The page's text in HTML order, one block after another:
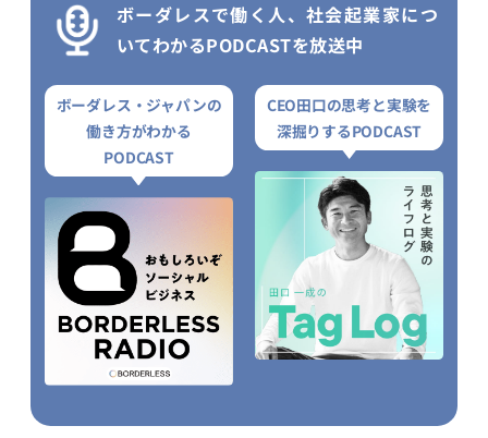
ボーダレスで働く人、社会起業家につ
いてわかるPODCASTを放送中
ボーダレス・ジャパンの
働き方がわかる
PODCAST
CEO田口の思考と実験を
深掘りするPODCAST